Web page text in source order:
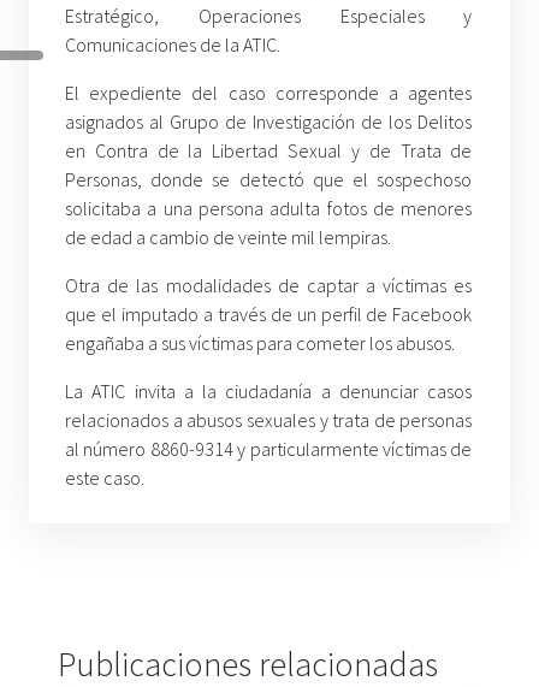
Estratégico, Operaciones Especiales y
Comunicaciones de la ATIC.
El expediente del caso corresponde a agentes
asignados al Grupo de Investigación de los Delitos
en Contra de la Libertad Sexual y de Trata de
Personas, donde se detectó que el sospechoso
solicitaba a una persona adulta fotos de menores
de edad a cambio de veinte mil lempiras.
Otra de las modalidades de captar a víctimas es
que el imputado a través de un perfil de Facebook
engañaba a sus víctimas para cometer los abusos.
La ATIC invita a la ciudadanía a denunciar casos
relacionados a abusos sexuales y trata de personas
al número 8860-9314 y particularmente víctimas de
este caso.
Publicaciones relacionadas